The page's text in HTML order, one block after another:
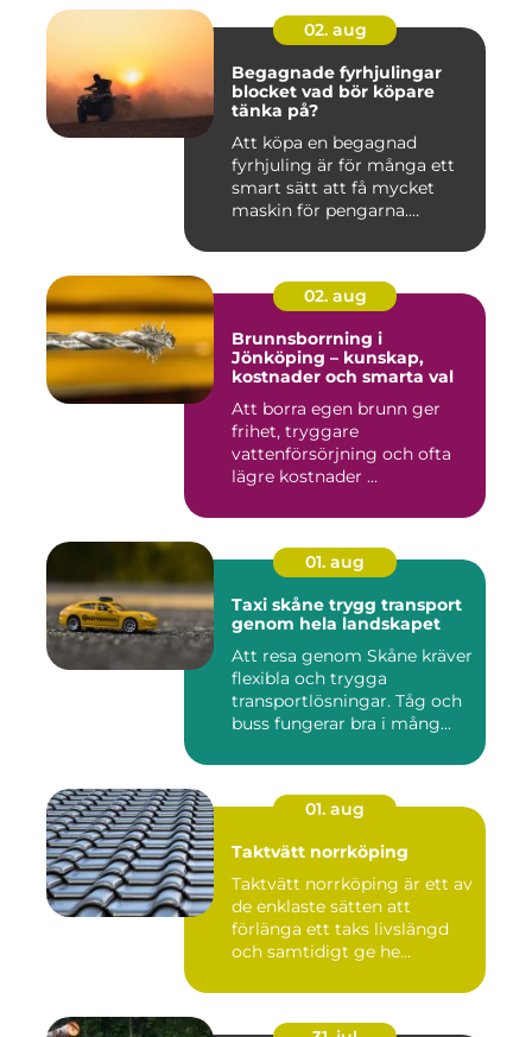
02. aug
Begagnade fyrhjulingar
blocket vad bör köpare
tänka på?
Att köpa en begagnad
fyrhjuling är för många ett
smart sätt att få mycket
maskin för pengarna.
02. aug
Brunnsborrning i
Jönköping – kunskap,
kostnader och smarta val
Att borra egen brunn ger
frihet, tryggare
vattenförsörjning och ofta
lägre kostnader ...
01. aug
Taxi skåne trygg transport
genom hela landskapet
Att resa genom Skåne kräver
flexibla och trygga
transportlösningar. Tåg och
buss fungerar bra i mång...
01. aug
Taktvätt norrköping
Taktvätt norrköping är ett av
de enklaste sätten att
förlänga ett taks livslängd
och samtidigt ge he...